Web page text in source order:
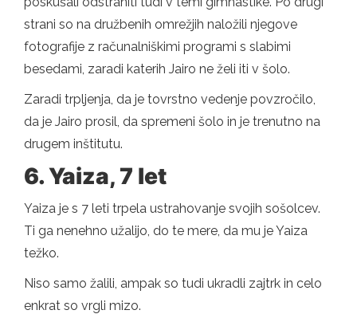
strani so na družbenih omrežjih naložili njegove
fotografije z računalniškimi programi s slabimi
besedami, zaradi katerih Jairo ne želi iti v šolo.
Zaradi trpljenja, da je tovrstno vedenje povzročilo,
da je Jairo prosil, da spremeni šolo in je trenutno na
drugem inštitutu.
6. Yaiza, 7 let
Yaiza je s 7 leti trpela ustrahovanje svojih sošolcev.
Ti ga nenehno užalijo, do te mere, da mu je Yaiza
težko.
Niso samo žalili, ampak so tudi ukradli zajtrk in celo
enkrat so vrgli mizo.